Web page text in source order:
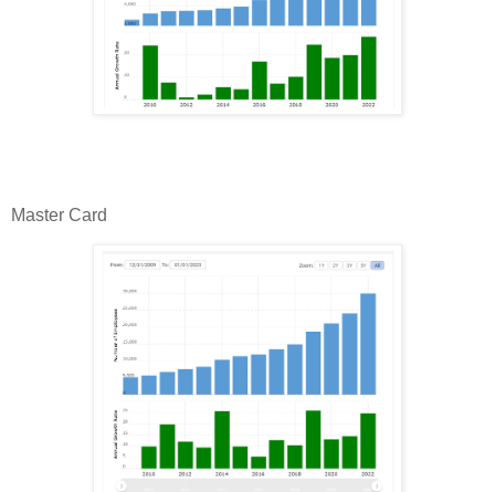
Master Card